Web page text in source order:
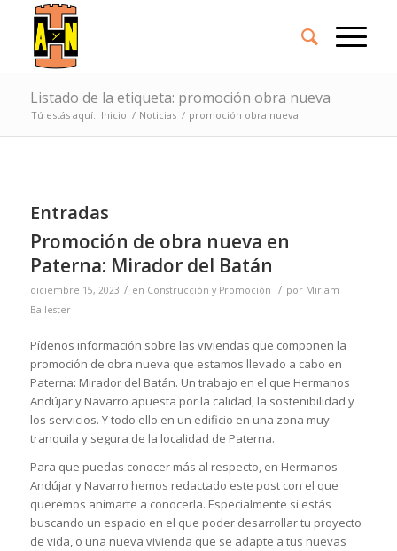
Listado de la etiqueta: promoción obra nueva
Tú estás aquí: Inicio / Noticias / promoción obra nueva
Entradas
Promoción de obra nueva en
Paterna: Mirador del Batán
diciembre 15, 2023 / en Construcción y Promoción / por Miriam
Ballester
Pídenos información sobre las viviendas que componen la
promoción de obra nueva que estamos llevado a cabo en
Paterna: Mirador del Batán. Un trabajo en el que Hermanos
Andújar y Navarro apuesta por la calidad, la sostenibilidad y
los servicios. Y todo ello en un edificio en una zona muy
tranquila y segura de la localidad de Paterna.
Para que puedas conocer más al respecto, en Hermanos
Andújar y Navarro hemos redactado este post con el que
queremos animarte a conocerla. Especialmente si estás
buscando un espacio en el que poder desarrollar tu proyecto
de vida, o una nueva vivienda que se adapte a tus nuevas